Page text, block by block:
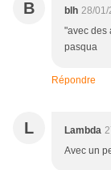
B blh 28/01/
"avec des
pasqua
Répondre
L Lambda
Avec un